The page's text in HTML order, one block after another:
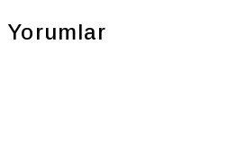
Yorumlar